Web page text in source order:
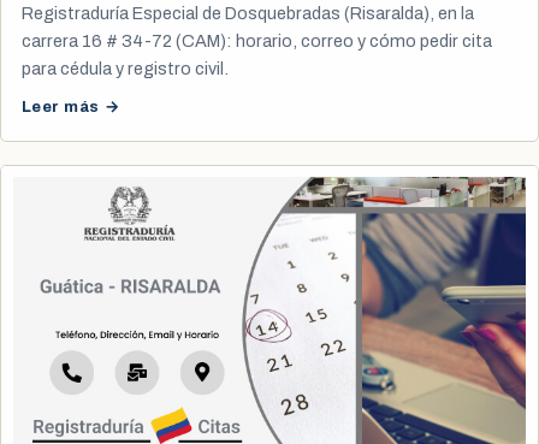
Registraduría Especial de Dosquebradas (Risaralda), en la
carrera 16 # 34-72 (CAM): horario, correo y cómo pedir cita
para cédula y registro civil.
Leer más →